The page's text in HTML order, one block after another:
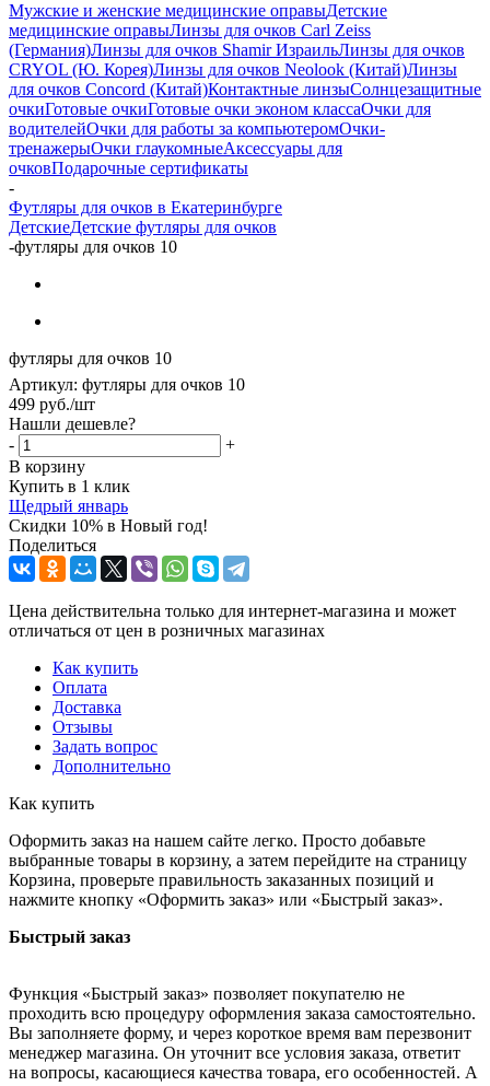
Мужские и женские медицинские оправыДетские
медицинские оправыЛинзы для очков Carl Zeiss
(Германия)Линзы для очков Shamir ИзраильЛинзы для очков
CRYOL (Ю. Корея)Линзы для очков Neolook (Китай)Линзы
для очков Concord (Китай)Контактные линзыСолнцезащитные
очкиГотовые очкиГотовые очки эконом классаОчки для
водителейОчки для работы за компьютеромОчки-
тренажерыОчки глаукомныеАксессуары для
очковПодарочные сертификаты
-
Футляры для очков в Екатеринбурге
ДетскиеДетские футляры для очков
-футляры для очков 10
футляры для очков 10
Артикул: футляры для очков 10
499 руб./шт
Нашли дешевле?
-
+
В корзину
Купить в 1 клик
Щедрый январь
Скидки 10% в Новый год!
Поделиться
Цена действительна только для интернет-магазина и может
отличаться от цен в розничных магазинах
Как купить
Оплата
Доставка
Отзывы
Задать вопрос
Дополнительно
Как купить
Оформить заказ на нашем сайте легко. Просто добавьте
выбранные товары в корзину, а затем перейдите на страницу
Корзина, проверьте правильность заказанных позиций и
нажмите кнопку «Оформить заказ» или «Быстрый заказ».
Быстрый заказ
Функция «Быстрый заказ» позволяет покупателю не
проходить всю процедуру оформления заказа самостоятельно.
Вы заполняете форму, и через короткое время вам перезвонит
менеджер магазина. Он уточнит все условия заказа, ответит
на вопросы, касающиеся качества товара, его особенностей. А